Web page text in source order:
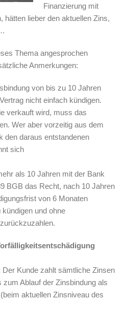
Finanzierung mit
hätten lieber den aktuellen Zins,
Thema angesprochen
Anmerkungen:
von bis zu 10 Jahren
nicht einfach kündigen.
verkauft wird, muss das
Wer aber vorzeitig aus dem
den daraus entstandenen
sich
als 10 Jahren mit der Bank
BGB das Recht, nach 10 Jahren
von 6 Monaten
und ohne
Kunde zahlt sämtliche Zinsen
Ablauf der Zinsbindung als
aktuellen Zinsniveau des